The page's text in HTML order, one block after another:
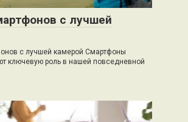
с лучшей
с лучшей камерой Смартфоны
ключевую роль в нашей повседневной